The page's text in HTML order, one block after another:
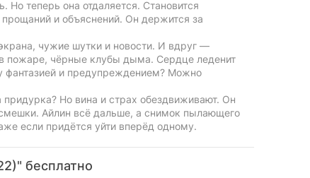
Но теперь она отдаляется. Становится
прощаний и объяснений. Он держится за
чужие шутки и новости. И вдруг —
пожаре, чёрные клубы дыма. Сердце леденит
фантазией и предупреждением? Можно
придурка? Но вина и страх обездвиживают. Он
Айлин всё дальше, а снимок пылающего
если придётся уйти вперёд одному.
бесплатно